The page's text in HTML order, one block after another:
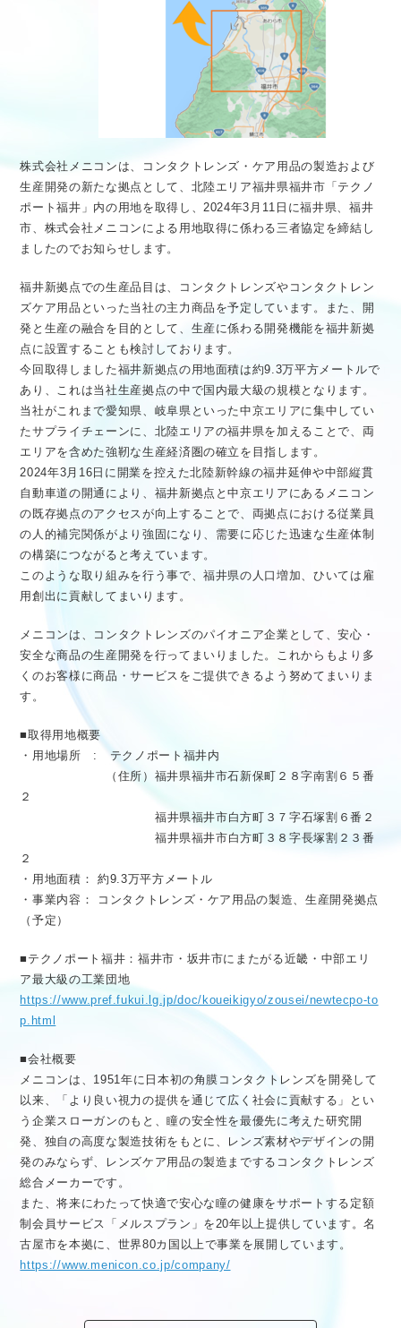
株式会社メニコンは、コンタクトレンズ・ケア用品の製造および
生産開発の新たな拠点として、北陸エリア福井県福井市「テクノ
ポート福井」内の用地を取得し、2024年3月11日に福井県、福井
市、株式会社メニコンによる用地取得に係わる三者協定を締結し
ましたのでお知らせします。
福井新拠点での生産品目は、コンタクトレンズやコンタクトレン
ズケア用品といった当社の主力商品を予定しています。また、開
発と生産の融合を目的として、生産に係わる開発機能を福井新拠
点に設置することも検討しております。
今回取得しました福井新拠点の用地面積は約9.3万平方メートルで
あり、これは当社生産拠点の中で国内最大級の規模となります。
当社がこれまで愛知県、岐阜県といった中京エリアに集中してい
たサプライチェーンに、北陸エリアの福井県を加えることで、両
エリアを含めた強靭な生産経済圏の確立を目指します。
2024年3月16日に開業を控えた北陸新幹線の福井延伸や中部縦貫
自動車道の開通により、福井新拠点と中京エリアにあるメニコン
の既存拠点のアクセスが向上することで、両拠点における従業員
の人的補完関係がより強固になり、需要に応じた迅速な生産体制
の構築につながると考えています。
このような取り組みを行う事で、福井県の人口増加、ひいては雇
用創出に貢献してまいります。
メニコンは、コンタクトレンズのパイオニア企業として、安心・
安全な商品の生産開発を行ってまいりました。これからもより多
くのお客様に商品・サービスをご提供できるよう努めてまいりま
す。
■取得用地概要
・用地場所 : テクノポート福井内
（住所）福井県福井市石新保町２８字南割６５番
２
福井県福井市白方町３７字石塚割６番２
福井県福井市白方町３８字長塚割２３番
２
・用地面積： 約9.3万平方メートル
・事業内容： コンタクトレンズ・ケア用品の製造、生産開発拠点
（予定）
■テクノポート福井：福井市・坂井市にまたがる近畿・中部エリ
ア最大級の工業団地
https://www.pref.fukui.lg.jp/doc/koueikigyo/zousei/newtecpo-to
p.html
■会社概要
メニコンは、1951年に日本初の角膜コンタクトレンズを開発して
以来、「より良い視力の提供を通じて広く社会に貢献する」とい
う企業スローガンのもと、瞳の安全性を最優先に考えた研究開
発、独自の高度な製造技術をもとに、レンズ素材やデザインの開
発のみならず、レンズケア用品の製造までするコンタクトレンズ
総合メーカーです。
また、将来にわたって快適で安心な瞳の健康をサポートする定額
制会員サービス「メルスプラン」を20年以上提供しています。名
古屋市を本拠に、世界80カ国以上で事業を展開しています。
https://www.menicon.co.jp/company/